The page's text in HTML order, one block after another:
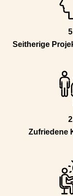
Seitherige
Zufriedene